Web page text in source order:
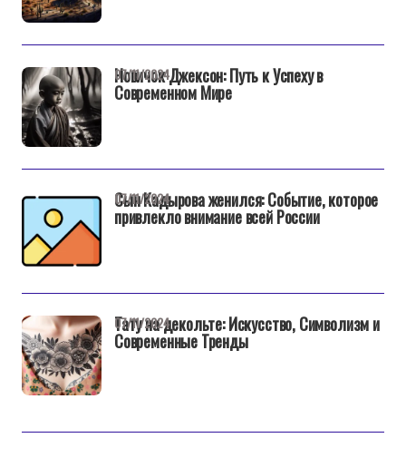
Новичок Джексон: Путь к Успеху в
Современном Мире
07/11/2024
Сын Кадырова женился: Событие, которое
привлекло внимание всей России
07/11/2024
Тату на декольте: Искусство, Символизм и
Современные Тренды
07/11/2024